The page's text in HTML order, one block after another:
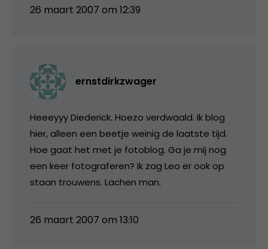
26 maart 2007 om 12:39
ernstdirkzwager
Heeeyyy Diederick. Hoezo verdwaald. Ik blog
hier, alleen een beetje weinig de laatste tijd.
Hoe gaat het met je fotoblog. Ga je mij nog
een keer fotograferen? Ik zag Leo er ook op
staan trouwens. Lachen man.
26 maart 2007 om 13:10